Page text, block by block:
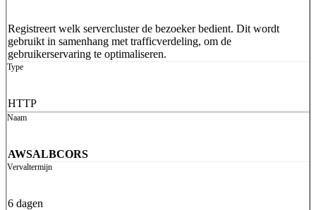
Registreert welk servercluster de bezoeker bedient. Dit wordt
gebruikt in samenhang met trafficverdeling, om de
gebruikerservaring te optimaliseren.
HTTP
AWSALBCORS
6 dagen